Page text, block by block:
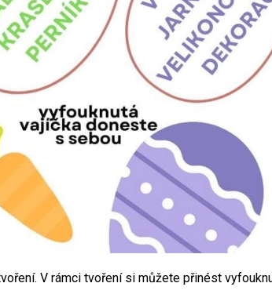
V rámci tvoření si můžete přinést